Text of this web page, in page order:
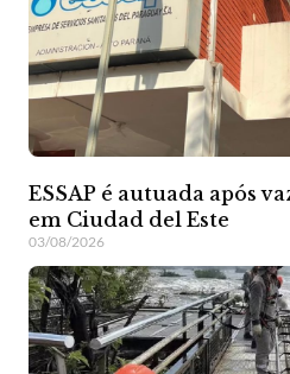
ESSAP é autuada após
em Ciudad del Este
03/08/2026